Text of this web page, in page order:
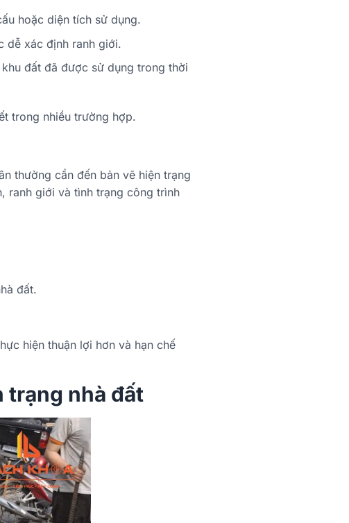
hoặc diện tích sử dụng.
dễ xác định ranh giới.
đất đã được sử dụng trong thời
trong nhiều trường hợp.
thường cần đến bản vẽ hiện trạng
ranh giới và tình trạng công trình
đất.
hiện thuận lợi hơn và hạn chế
trạng nhà đất